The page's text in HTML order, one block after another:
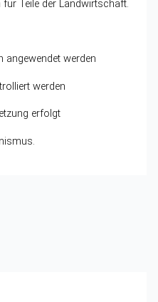
Teile der Landwirtschaft.
angewendet werden
werden
erfolgt